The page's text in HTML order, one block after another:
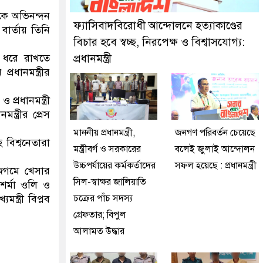
মিরপুর মডেল থানা পুলিশ
অভিনন্দন
তিনি
ধরে রাখতে
প্রধানমন্ত্রী
প্রেস
খেসার
ওলি ও
বিপ্লব
ফ্যাসিবাদবিরোধী আন্দোলনে হত্যাকাণ্ডের
বিচার হবে স্বচ্ছ, নিরপেক্ষ ও বিশ্বাসযোগ্য:
প্রধানমন্ত্রী
মাননীয় প্রধানমন্ত্রী,
মন্ত্রীবর্গ ও সরকারের
উচ্চপর্যায়ের কর্মকর্তাদের
সিল-স্বাক্ষর জালিয়াতি
চক্রের পাঁচ সদস্য
গ্রেফতার; বিপুল
আলামত উদ্ধার
জনগণ পরিবর্তন চেয়েছে
বলেই জুলাই আন্দোলন
সফল হয়েছে : প্রধানমন্ত্রী